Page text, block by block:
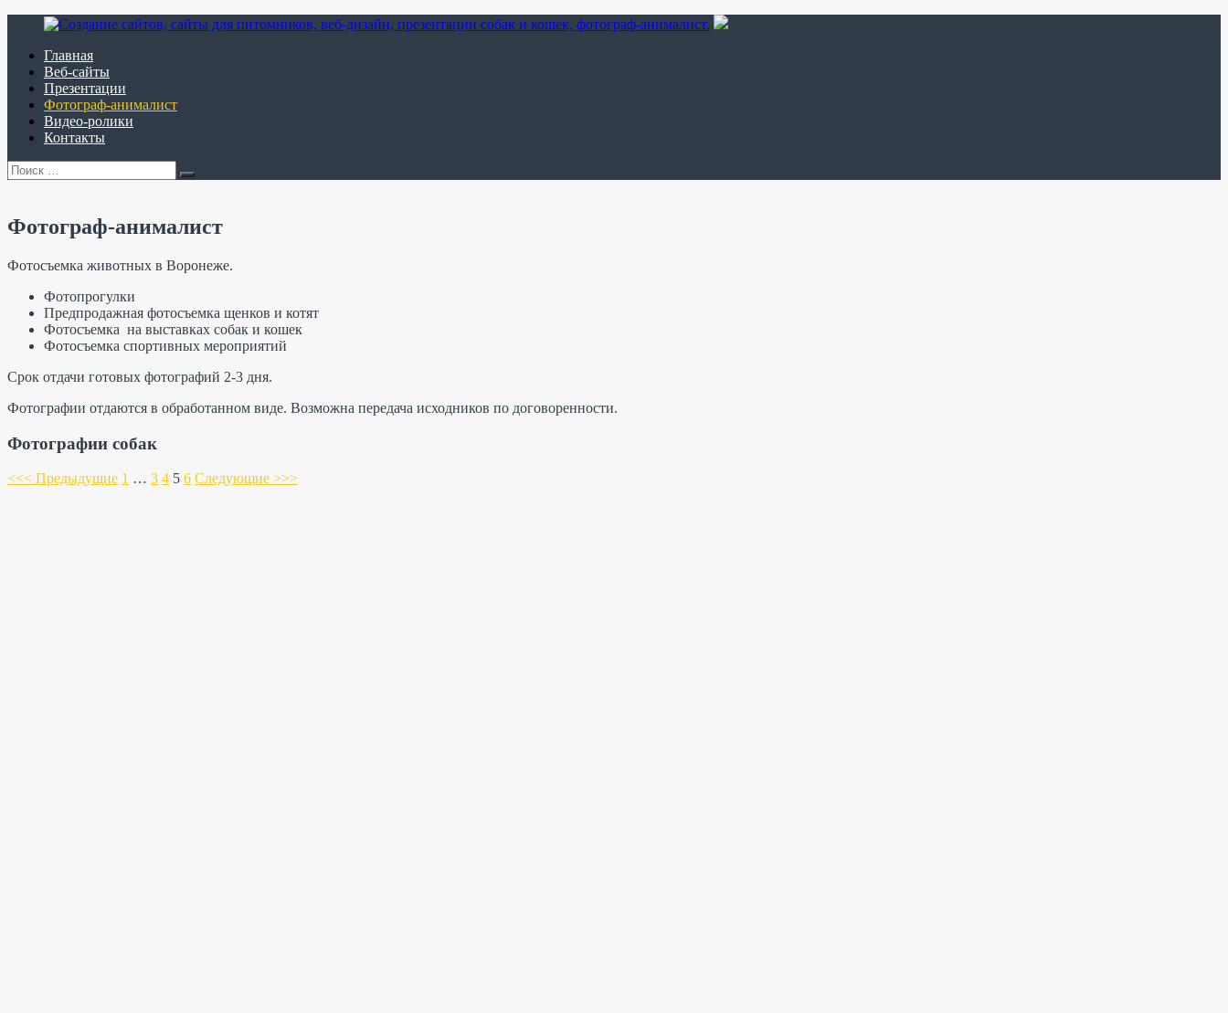
Перейти
содержимому
Создание
сайтов,
сайты
питомников,
дизайн,
презентации
и
кошек,
анималист.
Создание
интернет-
сайтов
питомников
кошек,
сайтов-
лэндингов,
корпоративных
интернет-
Веб-
дизайн,
презентации
производителей.
анималист
фотографии
кошек,
Главная
Веб-сайты
Презентации
Фотограф-анималист
Видео-ролики
Контакты
Искать:
Поиск
Фотограф-анималист
Фотосъемка животных в Воронеже.
Фотопрогулки
Предпродажная фотосъемка щенков и котят
Фотосъемка на выставках собак и кошек
Фотосъемка спортивных мероприятий
Срок отдачи готовых фотографий 2-3 дня.
Фотографии отдаются в обработанном виде. Возможна передача исходников по договоренности.
Фотографии собак
<<< Предыдущие 1 … 3 4 5 6 Следующие >>>